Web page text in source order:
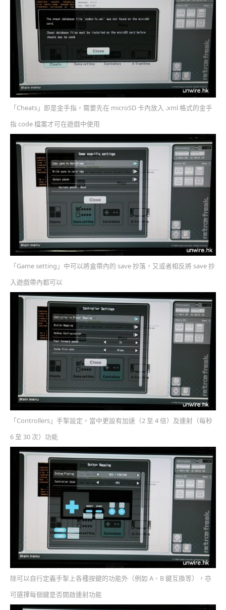
「Cheats」即是金手指，需要先在 microSD 卡內放入 .xml 格式的金手
指 code 檔案才可在遊戲中使用
「Game setting」中可以將盒帶內的 save 抄落，又或者相反將 save 抄
入遊戲帶內都可以
「Controllers」手掣設定，當中更設有加速（2 至 4 倍）及連射（每秒
6 至 30 次）功能
除可以自行定義手掣上各種按鍵的功能外（例如 A、B 鍵互換等），亦
可選擇每個鍵是否開啟連射功能